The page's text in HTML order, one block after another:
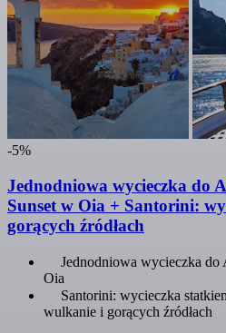
-5%
Jednodniowa wycieczka do
Sunset w Oia + Santorini:
gorących źródłach
Jednodniowa wycieczka
Oia
Santorini: wycieczka
wulkanie i gorących źródłach